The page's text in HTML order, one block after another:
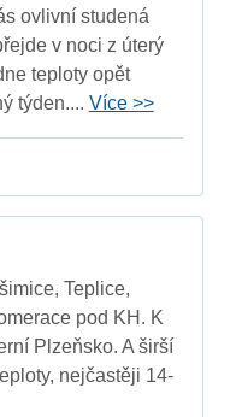
ovlivní studená
v noci z úterý
teploty opět
týden.... Více >>
Teplice,
pod KH. K
Plzeňsko. A širší
nejčastěji 14-